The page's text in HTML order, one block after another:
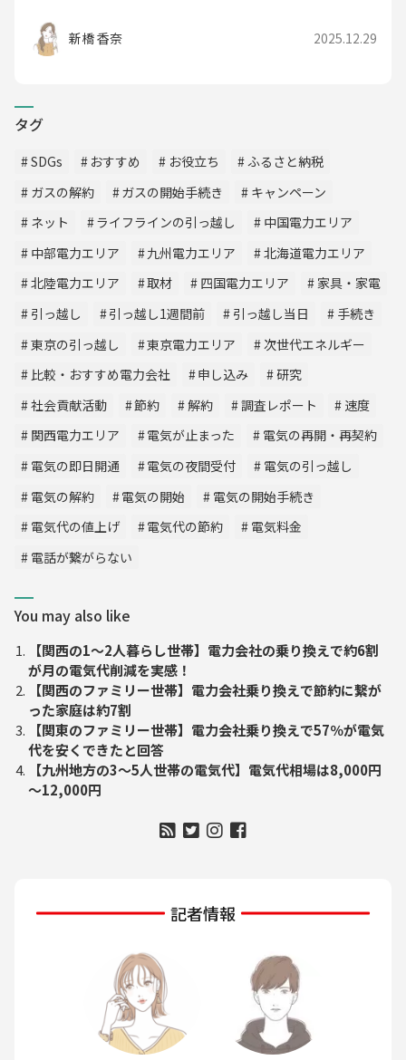
新橋 香奈 2025.12.29
タグ
SDGs おすすめ お役立ち
ふるさと納税
ガスの解約
ガスの開始手続き
キャンペーン
ネット
ライフラインの引っ越し
中国電力エリア
中部電力エリア
九州電力エリア
北海道電力エリア
北陸電力エリア
取材 四国電力エリア
家具・家電
引っ越し
引っ越し1週間前 引っ越し当日
手続き
東京の引っ越し
東京電力エリア
次世代エネルギー
比較・おすすめ電力会社
申し込み
研究
社会貢献活動
節約 解約 調査レポート
速度
関西電力エリア
電気が止まった
電気の再開・再契約
電気の即日開通
電気の夜間受付
電気の引っ越し
電気の解約
電気の開始
電気の開始手続き
電気代の値上げ
電気代の節約
電気料金
電話が繋がらない
You may also like
【関西の1～2人暮らし世帯】電力会社の乗り換えで約6割
が月の電気代削減を実感！
【関西のファミリー世帯】電力会社乗り換えで節約に繋が
った家庭は約7割
【関東のファミリー世帯】電力会社乗り換えで57％が電気
代を安くできたと回答
【九州地方の3～5人世帯の電気代】電気代相場は8,000円
～12,000円
記者情報